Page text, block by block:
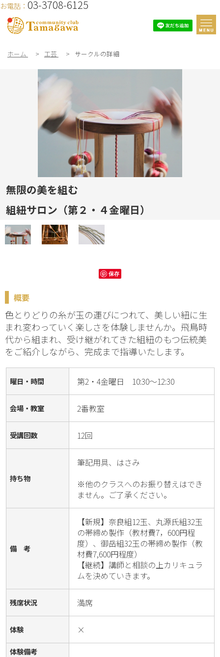
お電話： 03-3708-6125
ホーム > 工芸 > サークルの詳細
無限の美を組む
組紐サロン（第２・４金曜日）
保存
概要
色とりどりの糸が玉の運びにつれて、美しい紐に生
まれ変わっていく楽しさを体験しませんか。飛鳥時
代から組まれ、受け継がれてきた組紐のもつ伝統美
をご紹介しながら、完成まで指導いたします。
曜日・時間 第2・4金曜日 10:30～12:30
会場・教室 2番教室
受講回数 12回
持ち物
筆記用具、はさみ
※他のクラスへのお振り替えはでき
ません。ご了承ください。
備 考
【新規】奈良組12玉、丸源氏組32玉
の帯締め製作（教材費7，600円程
度）、御岳組32玉の帯締め製作（教
材費7,600円程度）
【継続】講師と相談の上カリキュラ
ムを決めていきます。
残席状況 満席
体験 ×
体験備考